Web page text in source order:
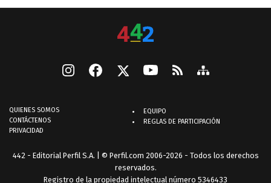
QUIENES SOMOS
CONTÁCTENOS
PRIVACIDAD
EQUIPO
REGLAS DE PARTICIPACIÓN
442 - Editorial Perfil S.A. | © Perfil.com 2006-2026 - Todos los derechos
reservados.
Registro de la propiedad intelectual número 5346433